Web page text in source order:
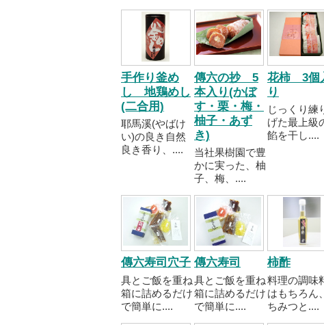
手作り釜め
し 地鶏めし
(二合用)
耶馬溪(やばけ
い)の良き自然
良き香り、....
傳六の抄 5
本入り(かぼ
す・栗・梅・
柚子・あず
き)
当社果樹園で豊
かに実った、柚
子、梅、....
花柿 3個
り
じっくり練
げた最上級
餡を干し....
傳六寿司穴子
具とご飯を重ね
箱に詰めるだけ
で簡単に....
傳六寿司
具とご飯を重ね
箱に詰めるだけ
で簡単に....
柿酢
料理の調味
はもちろん
ちみつと....